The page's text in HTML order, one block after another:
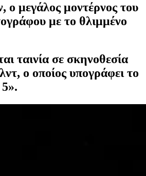
μεγάλος μοντέρνος του
με το θλιμμένο
ταινία σε σκηνοθεσία
ο οποίος υπογράφει το